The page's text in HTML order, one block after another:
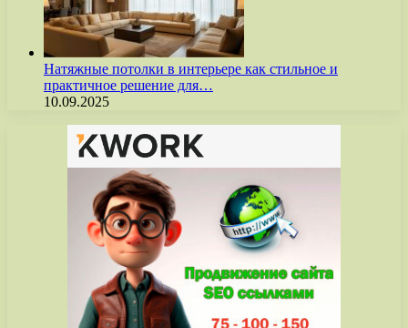
Натяжные потолки в интерьере как стильное и
практичное решение для…
10.09.2025